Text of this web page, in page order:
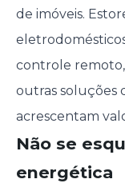
de imóveis.
controle
outras soluções
acrescentam
Não se
energética